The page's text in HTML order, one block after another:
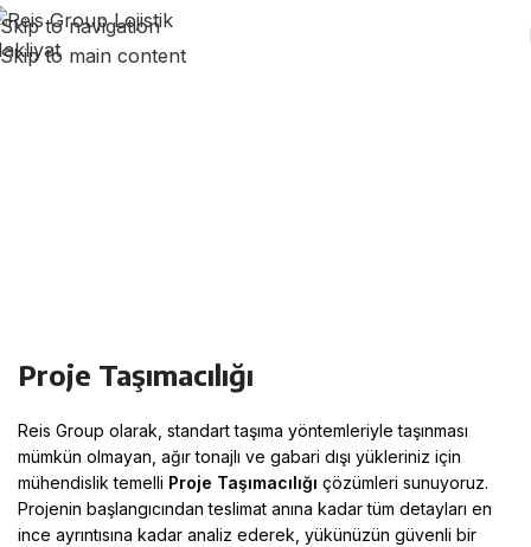
Skip to navigation
Skip to main content
Proje Taşımacılığı
Reis Group olarak, standart taşıma yöntemleriyle taşınması
mümkün olmayan, ağır tonajlı ve gabari dışı yükleriniz için
mühendislik temelli Proje Taşımacılığı çözümleri sunuyoruz.
Projenin başlangıcından teslimat anına kadar tüm detayları en
ince ayrıntısına kadar analiz ederek, yükünüzün güvenli bir